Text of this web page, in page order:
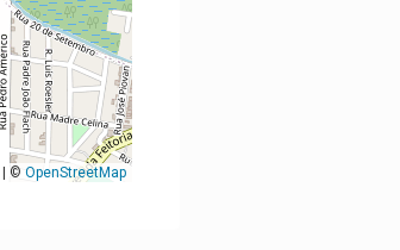
© OpenStreetMap